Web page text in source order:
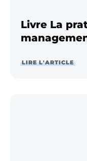
Livre La
LIRE L'ARTICLE